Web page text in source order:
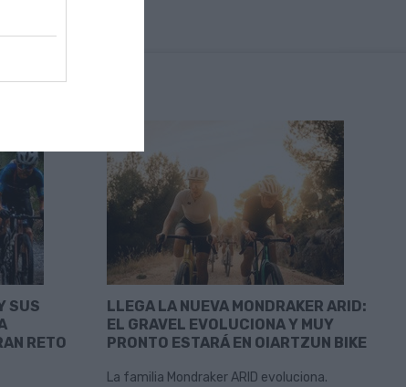
SUS
RETO
LLEGA LA NUEVA MONDRAKER ARID:
EL GRAVEL EVOLUCIONA Y MUY
PRONTO ESTARÁ EN OIARTZUN BIKE
La familia Mondraker ARID evoluciona.